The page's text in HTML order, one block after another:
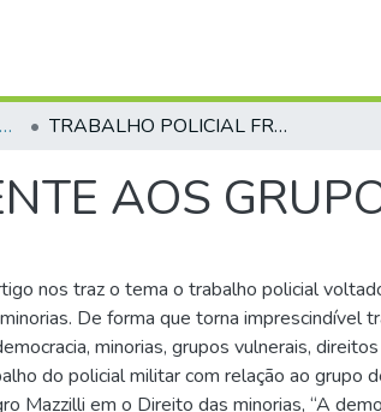
CURSO DE FORMAÇÃO DE PRAÇAS - CFP - 2018 TRABALHO POLICIAL FRENTE AOS GRUPOS VULNERÁVEIS
AOS
nos traz o tema o trabalho policial
De forma que torna imprescindível
minorias, grupos vulnerais,
do policial militar com relação ao grupo
Mazzilli em o Direito das minorias, “A